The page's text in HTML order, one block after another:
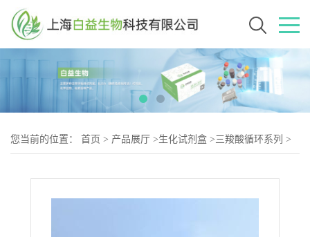
您当前的位置： 首页 > 产品展厅 >生化试剂盒 >三羧酸循环系列 >